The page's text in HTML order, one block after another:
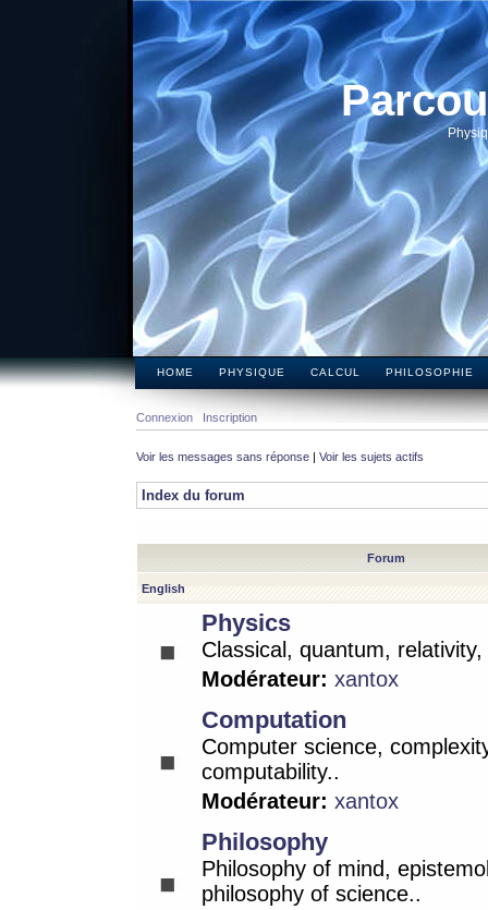
HOME PHYSIQUE CALCUL PHILOSOPHIE
Connexion Inscription
Voir les messages sans réponse | Voir les sujets actifs
Index du forum
Forum
English
Physics
Classical, quantum,
Modérateur: xantox
Computation
Computer science,
computability..
Modérateur: xantox
Philosophy
Philosophy of mind,
philosophy of science..